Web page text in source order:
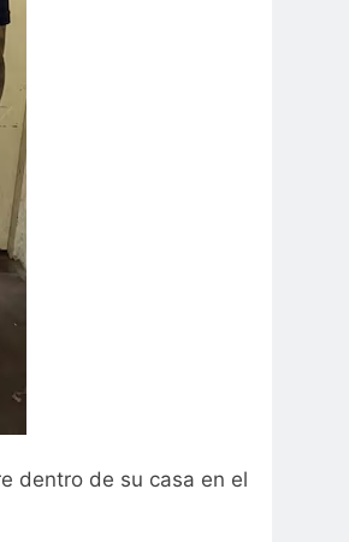
dentro de su casa en el